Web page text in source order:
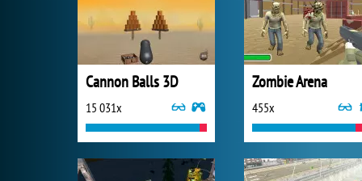
Cannon Balls 3D
15 031x
Zombie Arena
455x